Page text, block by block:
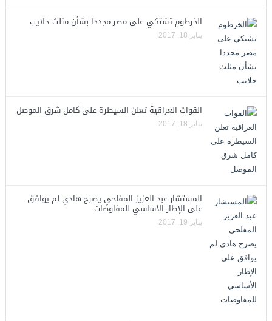
الخرطوم تشتكي على مصر مجددا بشأن مثلث حلايب
يناير 18, 2017
القوات العراقية تعلن السيطرة على كامل شرق الموصل
يناير 18, 2017
المستشار عبد العزيز المفلحي يصرح هادي لم يوافق
على الإطار الأساسي للمفاوضات
يناير 19, 2017